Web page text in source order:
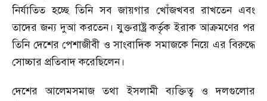
নির্যাতিত হচ্ছে তিনি সব জায়গার খোঁজখবর রাখতেন এবং
তাদের জন্য দুআ করতেন। যুক্তরাষ্ট্র কর্তৃক ইরাক আক্রমণের পর
তিনি দেশের পেশাজীবী ও সাংবাদিক সমাজকে নিয়ে এর বিরুদ্ধে
সোচ্চার প্রতিবাদ করেছিলেন।
দেশের আলেমসমাজ তথা ইসলামী ব্যক্তিত্ব ও দলগুলোর